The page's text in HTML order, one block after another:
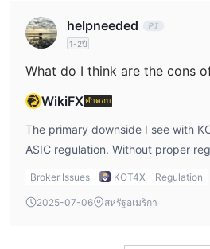
helpneeded
1-2ปี
What do I think are the cons
WikiFXคำตอบ
The primary downside I see with
ASIC regulation. Without proper
there is an increased risk when
prefer as a way to test a platform
Broker Issues KOT4X Regulation
2025-07-06 สหรัฐอเมริกา